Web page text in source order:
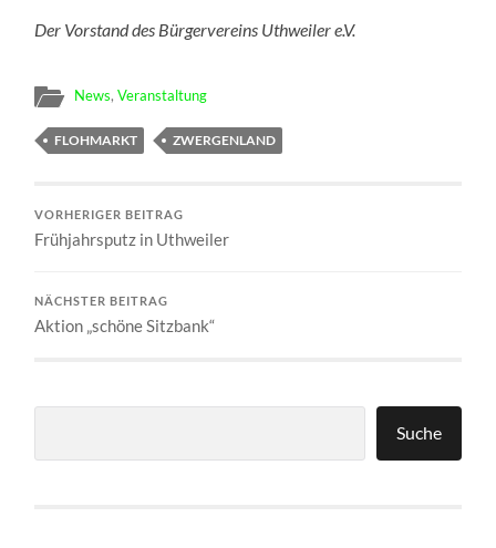
Der Vorstand des Bürgervereins Uthweiler e.V.
News,Veranstaltung
FLOHMARKT ZWERGENLAND
VORHERIGER BEITRAG
Frühjahrsputz in Uthweiler
NÄCHSTER BEITRAG
Aktion „schöne Sitzbank“
Suche